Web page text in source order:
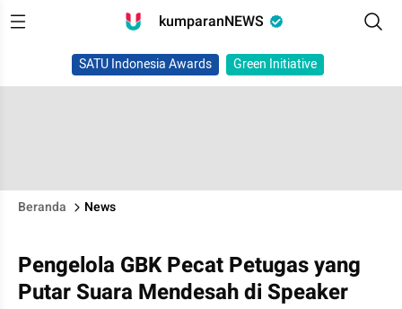
kumparanNEWS
SATU Indonesia Awards Green Initiative
Beranda News
Pengelola GBK Pecat Petugas yang
Putar Suara Mendesah di Speaker